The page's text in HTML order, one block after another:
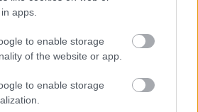
apps.
to enable storage
of the website or app.
to enable storage